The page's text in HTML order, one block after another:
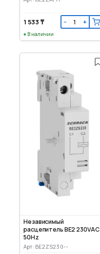
1 533 ₸ − +
В наличии
Независимый
расцепитель BE2 230VAC
50Hz
Арт: BE2ZS230--